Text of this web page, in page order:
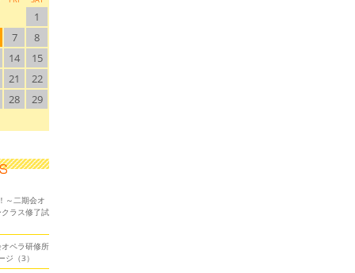
1
7
8
14
15
21
22
28
29
～二期会オ
ラス修了試
ペラ研修所
ジ（3）